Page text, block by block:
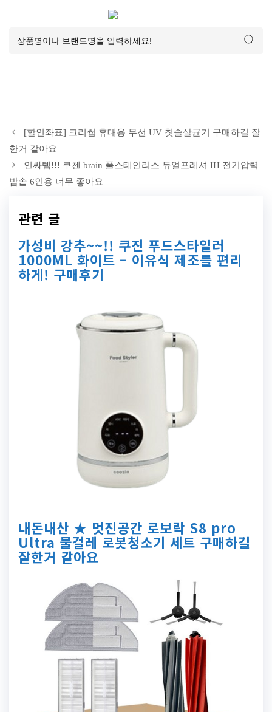
[할인좌표] 크리썸 휴대용 무선 UV 칫솔살균기 구매하길 잘
한거 같아요
인싸템!!! 쿠첸 brain 풀스테인리스 듀얼프레셔 IH 전기압력
밥솥 6인용 너무 좋아요
관련 글
가성비 강추~~!! 쿠진 푸드스타일러
1000ML 화이트 – 이유식 제조를 편리
하게! 구매후기
내돈내산 ★ 멋진공간 로보락 S8 pro
Ultra 물걸레 로봇청소기 세트 구매하길
잘한거 같아요